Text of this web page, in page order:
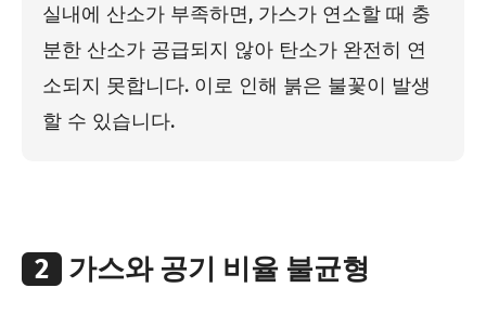
실내에 산소가 부족하면, 가스가 연소할 때 충
분한 산소가 공급되지 않아 탄소가 완전히 연
소되지 못합니다. 이로 인해 붉은 불꽃이 발생
할 수 있습니다.
2 가스와 공기 비율 불균형